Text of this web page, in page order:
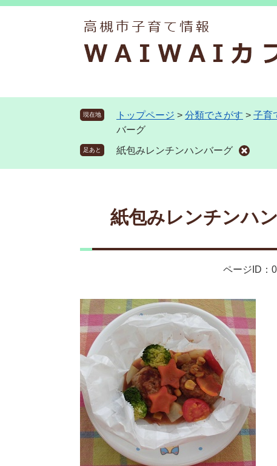
ペ
メ
へ
現在地 トップページ > 分類でさがす > 子育
バーグ
足あと 紙包みレンチンハンバーグ
紙包みレンチンハ
ページID：